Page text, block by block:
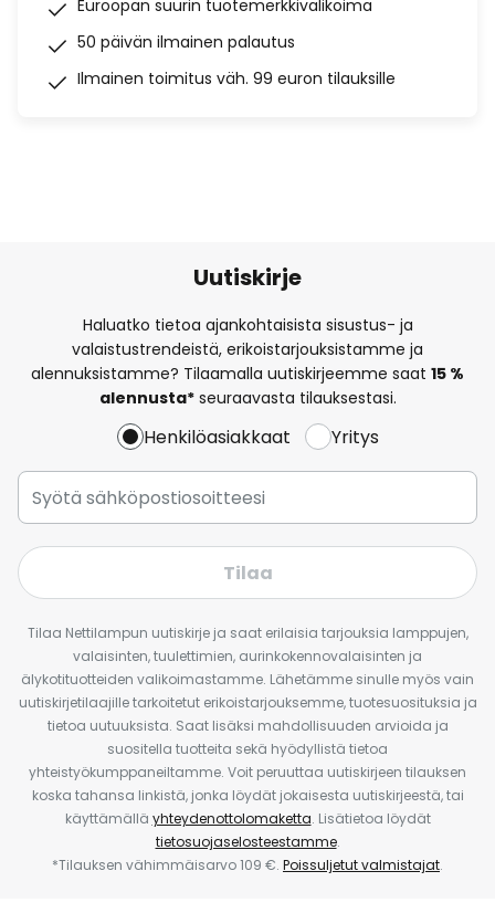
Euroopan suurin tuotemerkkivalikoima
50 päivän ilmainen palautus
Ilmainen toimitus väh. 99 euron tilauksille
Uutiskirje
Haluatko tietoa ajankohtaisista sisustus- ja
valaistustrendeistä, erikoistarjouksistamme ja
alennuksistamme? Tilaamalla uutiskirjeemme saat 15 %
alennusta*seuraavasta tilauksestasi.
Henkilöasiakkaat Yritys
Tilaa
Tilaa Nettilampun uutiskirje ja saat erilaisia tarjouksia lamppujen,
valaisinten, tuulettimien, aurinkokennovalaisinten ja
älykotituotteiden valikoimastamme. Lähetämme sinulle myös vain
uutiskirjetilaajille tarkoitetut erikoistarjouksemme, tuotesuosituksia ja
tietoa uutuuksista. Saat lisäksi mahdollisuuden arvioida ja
suositella tuotteita sekä hyödyllistä tietoa
yhteistyökumppaneiltamme. Voit peruuttaa uutiskirjeen tilauksen
koska tahansa linkistä, jonka löydät jokaisesta uutiskirjeestä, tai
käyttämällä yhteydenottolomaketta. Lisätietoa löydät
tietosuojaselosteestamme.
*Tilauksen vähimmäisarvo 109 €. Poissuljetut valmistajat.